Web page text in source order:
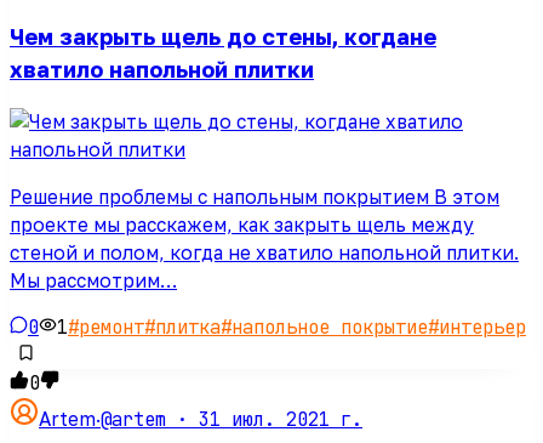
Чем закрыть щель до стены, когдане
хватило напольной плитки
Решение проблемы с напольным покрытием В этом
проекте мы расскажем, как закрыть щель между
стеной и полом, когда не хватило напольной плитки.
Мы рассмотрим…
0 1#ремонт#плитка#напольное покрытие#интерьер
0
Artem·@artem · 31 июл. 2021 г.